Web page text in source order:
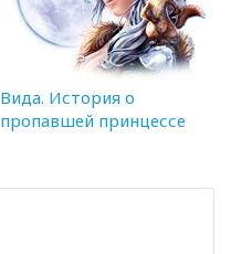
Вида. История о
пропавшей принцессе